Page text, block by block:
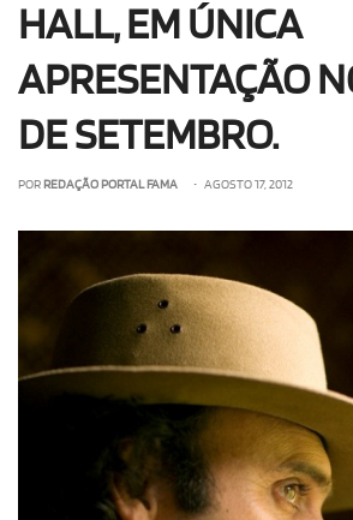
HALL, EM ÚNICA
APRESENTAÇÃO
DE SETEMBRO.
POR REDAÇÃO PORTAL FAMA • AGOSTO 17, 2012